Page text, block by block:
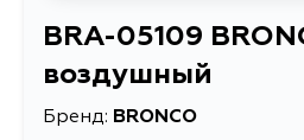
BRA-05109
воздушный
Бренд: BRONCO